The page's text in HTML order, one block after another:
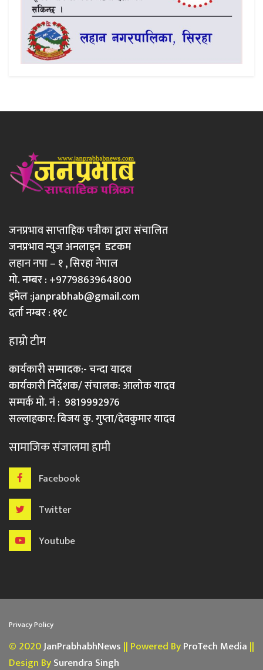
जनप्रभाव साप्ताहिक पत्रीका द्वारा संचालित
जनप्रभाव न्युज अनलाइन डटकम
लहान नपा – १ , सिरहा नेपाल
मो. नम्बर : +9779863964800
इमेल :janprabhab@gmail.com
दर्ता नम्बर : ११८
हाम्रो टीम
कार्यकारी सम्पादक:- चन्दा यादव
कार्यकारी निर्देशक/ संचालक: आलोक यादव
सम्पर्क मो. नं : 9819992976
सल्लाहकार: बिजय कु. गुप्ता/देवकुमार यादव
सामाजिक संजालमा हामी
Facebook
Twitter
Youtube
Privacy Policy
© 2020JanPrabhabhNews || Powered ByProTech Media ||
Design BySurendra Singh